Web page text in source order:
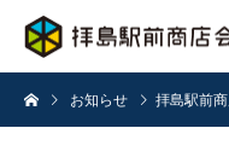
お知らせ 拝島駅前